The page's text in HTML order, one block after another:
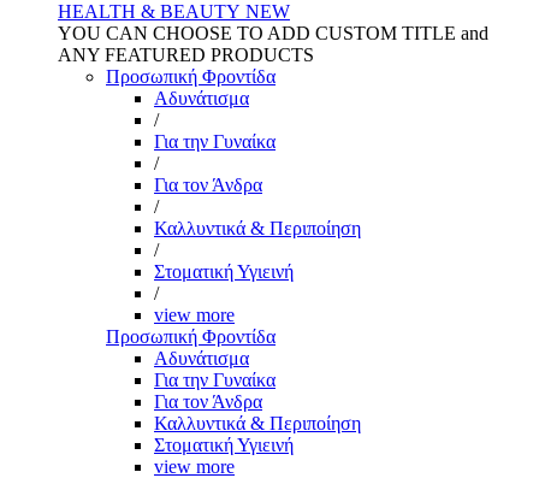
HEALTH & BEAUTY NEW
YOU CAN CHOOSE TO ADD CUSTOM TITLE and
ANY FEATURED PRODUCTS
Προσωπική Φροντίδα
Αδυνάτισμα
/
Για την Γυναίκα
/
Για τον Άνδρα
/
Καλλυντικά & Περιποίηση
/
Στοματική Υγιεινή
/
view more
Προσωπική Φροντίδα
Αδυνάτισμα
Για την Γυναίκα
Για τον Άνδρα
Καλλυντικά & Περιποίηση
Στοματική Υγιεινή
view more